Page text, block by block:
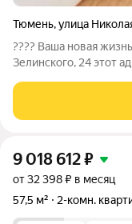
Тюмень,улица
???? Ваша новая
Зелинского, 24 этот адрес запомнится вам как место, где
этаже, чуть выше
столько, что даже в
9 018 612₽
от 32 398 ₽ в месяц
57,5 м²
2-комн.